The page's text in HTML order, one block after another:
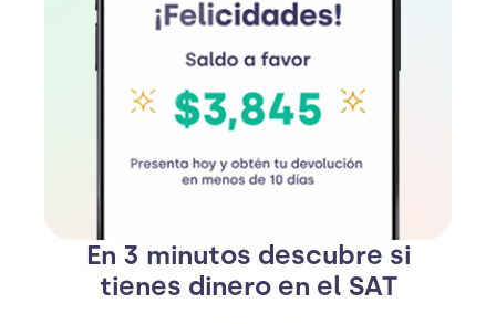
En 3 minutos descubre si
tienes dinero en el SAT